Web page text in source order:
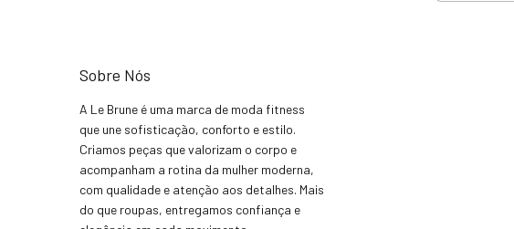
Sobre Nós
A Le Brune é uma marca de moda fitness
que une sofisticação, conforto e estilo.
Criamos peças que valorizam o corpo e
acompanham a rotina da mulher moderna,
com qualidade e atenção aos detalhes. Mais
do que roupas, entregamos confiança e